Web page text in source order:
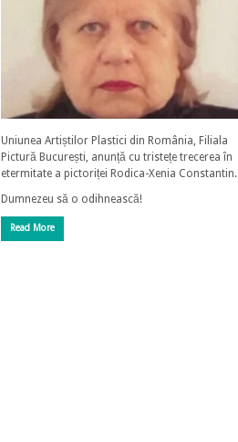
Uniunea Artiștilor Plastici din România, Filiala
Pictură București, anunță cu tristețe trecerea în
etermitate a pictoriței Rodica-Xenia Constantin.
Dumnezeu să o odihnească!
Read More